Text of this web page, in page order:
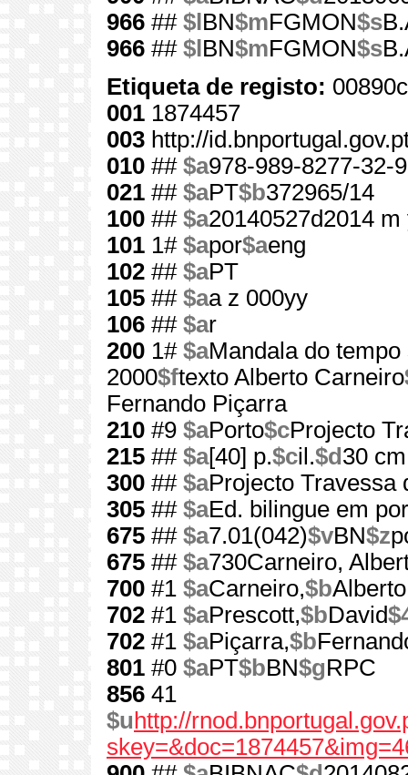
966 ## $l BN$mFGMON$s
966 ## $l BN$mFGMON$s
Etiqueta de registo:
001 1874457
003 http://
010 ## $a978-989-8277-32-9
021 ## $aPT$b372965/14
100 ## $a20140527d2014
101 1# $apor$aeng
102 ## $aPT
105 ## $aa z 000yy
106 ## $ar
200 1# $aMandala do
2000$ftexto Alberto Carneiro
Fernando Piçarra
210 #9 $aPorto$cProjecto
215 ## $a[40] p.$cil.$d 30 cm
300 ## $aProjecto Travessa
305 ## $aEd. bilingue em
675 ## $a7.01(042)$vBN$z
675 ## $a730Carneiro,
700 #1 $aCarneiro,$b
702 #1 $aPrescott,$bDavid
702 #1 $aPiçarra,$b
801 #0 $aPT$bBN$gRPC
856 41
$u http://